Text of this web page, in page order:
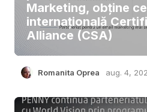
Marketing, obține
internațională
Alliance (CSA)
Romanita Oprea aug. 4,